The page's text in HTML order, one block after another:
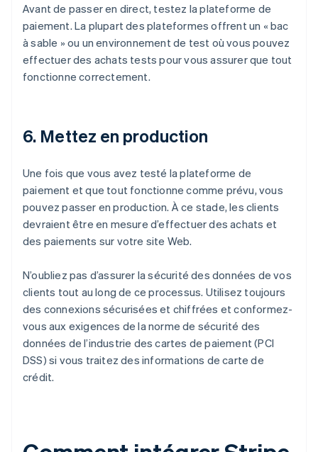
Avant de passer en direct, testez la plateforme de
paiement. La plupart des plateformes offrent un « bac
à sable » ou un environnement de test où vous pouvez
effectuer des achats tests pour vous assurer que tout
fonctionne correctement.
6. Mettez en production
Une fois que vous avez testé la plateforme de
paiement et que tout fonctionne comme prévu, vous
pouvez passer en production. À ce stade, les clients
devraient être en mesure d’effectuer des achats et
des paiements sur votre site Web.
N’oubliez pas d’assurer la sécurité des données de vos
clients tout au long de ce processus. Utilisez toujours
des connexions sécurisées et chiffrées et conformez-
vous aux exigences de la norme de sécurité des
données de l’industrie des cartes de paiement (PCI
DSS) si vous traitez des informations de carte de
crédit.